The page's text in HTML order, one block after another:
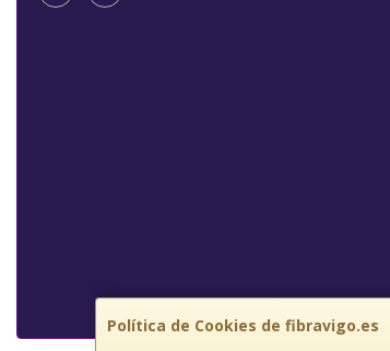
Política de Cookies de fibravigo.es